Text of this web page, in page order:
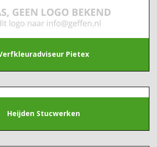
Pietex
Heijden Stucwerken